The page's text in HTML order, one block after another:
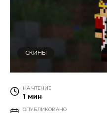
СКИНЫ
НА ЧТЕНИЕ
1 мин
ОПУБЛИКОВАНО